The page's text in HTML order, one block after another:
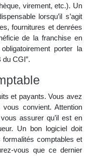
virement, etc.). Un
lorsqu’il s’agit
fournitures et denrées
de la franchise en
porter la
du CGI”.
et payants. Vous avez
convient. Attention
assurer qu’il est en
Un bon logiciel doit
comptables et
vous que ce dernier